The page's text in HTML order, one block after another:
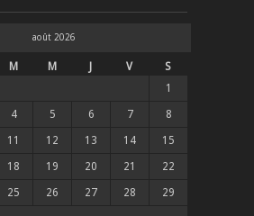
août 2026
M M J V
S
1
4 5 6 7 8
11 12 13 14 15
18 19 20 21 22
25 26 27 28 29